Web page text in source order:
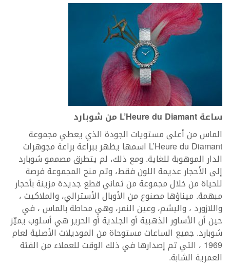
ساعةL’Heure du Diamant من شوبارد
الماس من أعلى مستويات الجودة الذي يعطي مجموعة
L’Heure du Diamant اسمها يظهر ببراعة براعة مجوهرات
الدار الموهوبة للغاية. ومع ذلك، لم يتطرق مصممو شوبارد
إلى الأحجار عديمة اللون فقط، وتم منح المجموعة فرصة
للحياة من خلال مجموعة من ثماني قطع جديدة مزينة بأحجار
مبهمة. ميناؤها مصنوع من الأوبال الأسترالي، والملاكيت ،
واللازورد ، واليشم، وعين النمر، وهي محاطة بالماس ، في
حين أن الأساور الذهبية أو الجلدية أو الحرير هي أسلوب يميّز
شوبارد. جميع الساعات مستوحاة من الموديلات الأصلية لعام
1969 ، التي تم إصدارها في ذلك الوقت للعملاء من الفئة
العمرية الشابة.